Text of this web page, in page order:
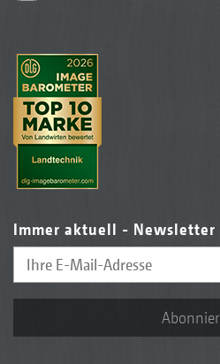
Immer aktuell - Newsletter